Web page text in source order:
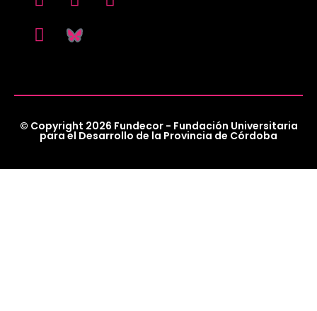
© Copyright 2026 Fundecor - Fundación Universitaria
para el Desarrollo de la Provincia de Córdoba